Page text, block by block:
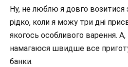
Ну, не люблю я довго возитися
рідко, коли я можу три дні
якогось особливого варення.
намагаюся швидше все
банки.